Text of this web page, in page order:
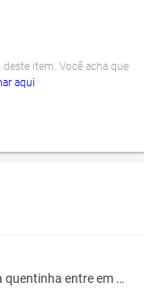
item. Você acha que
aqui
Linho vendo roupa de cama quentinha entre em conta